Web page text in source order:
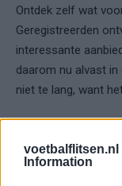
voetbalflitsen.nl
Information
Ontdek zelf wat
Geregistreerden
interessante
daarom nu alvast
niet te lang, want
Registreer je
Waarom aanmelden?